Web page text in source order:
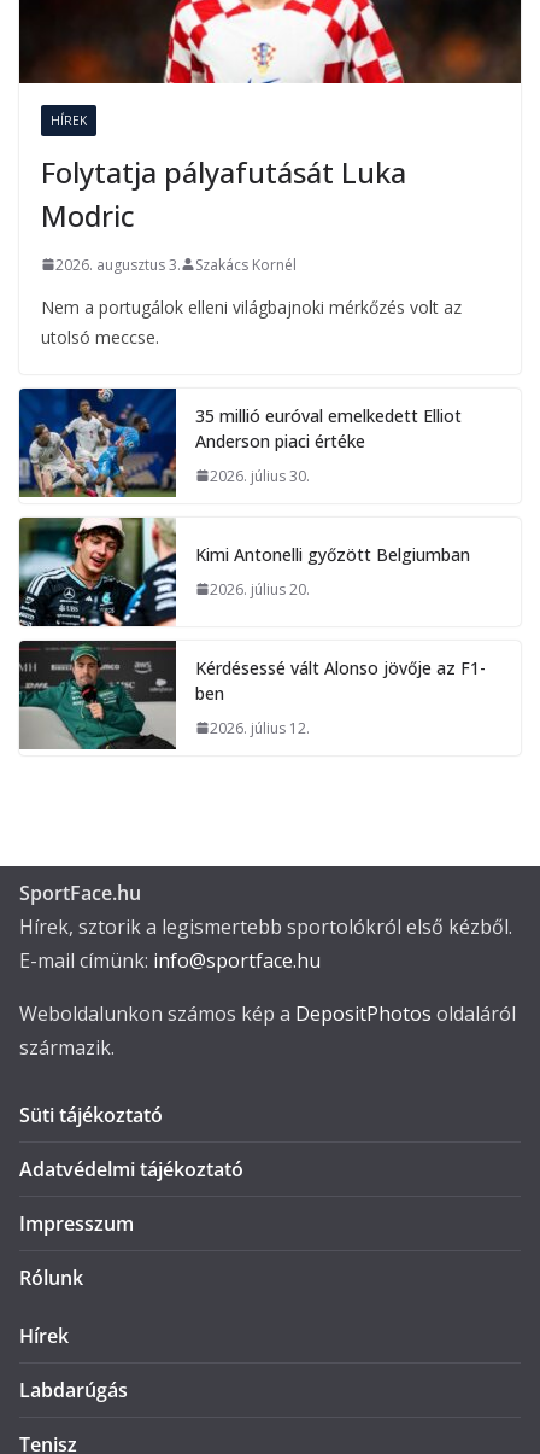
HÍREK
Folytatja pályafutását Luka
Modric
2026. augusztus 3. Szakács Kornél
Nem a portugálok elleni világbajnoki mérkőzés volt az
utolsó meccse.
35 millió euróval emelkedett Elliot
Anderson piaci értéke
2026. július 30.
Kimi Antonelli győzött Belgiumban
2026. július 20.
Kérdésessé vált Alonso jövője az F1-
ben
2026. július 12.
SportFace.hu
Hírek, sztorik a legismertebb sportolókról első kézből.
E-mail címünk: info@sportface.hu
Weboldalunkon számos kép a DepositPhotos oldaláról
származik.
Süti tájékoztató
Adatvédelmi tájékoztató
Impresszum
Rólunk
Hírek
Labdarúgás
Tenisz